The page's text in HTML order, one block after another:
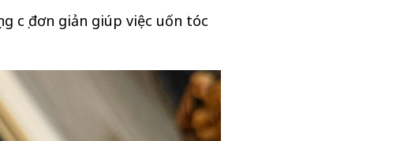
cụ đơn giản giúp việc uốn tóc